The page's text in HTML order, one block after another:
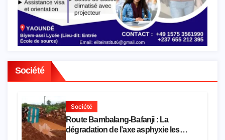
Société
Société
Route Bambalang-Bafanji : La
dégradation de l’axe asphyxie les